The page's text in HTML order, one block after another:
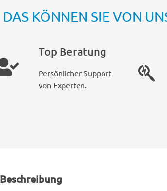
DAS KÖNNEN SIE VON
Top Beratung
Persönlicher Support
von Experten.
Beschreibung